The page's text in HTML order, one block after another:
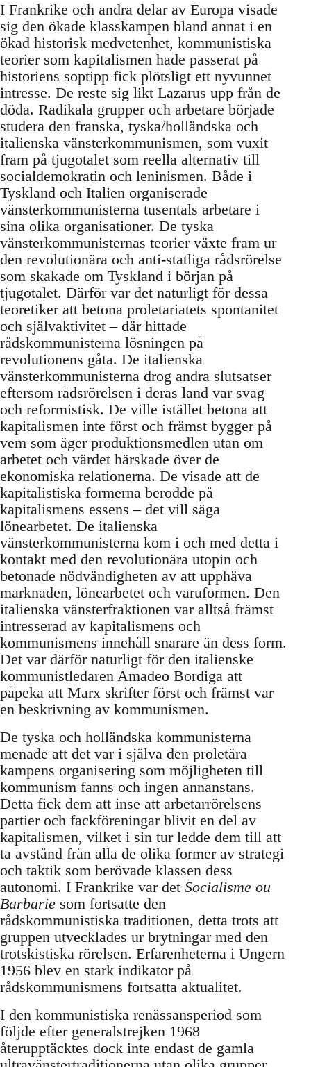
I Frankrike och andra delar av Europa visade
sig den ökade klasskampen bland annat i en
ökad historisk medvetenhet, kommunistiska
teorier som kapitalismen hade passerat på
historiens soptipp fick plötsligt ett nyvunnet
intresse. De reste sig likt Lazarus upp från de
döda. Radikala grupper och arbetare började
studera den franska, tyska/holländska och
italienska vänsterkommunismen, som vuxit
fram på tjugotalet som reella alternativ till
socialdemokratin och leninismen. Både i
Tyskland och Italien organiserade
vänsterkommunisterna tusentals arbetare i
sina olika organisationer. De tyska
vänsterkommunisternas teorier växte fram ur
den revolutionära och anti-statliga rådsrörelse
som skakade om Tyskland i början på
tjugotalet. Därför var det naturligt för dessa
teoretiker att betona proletariatets spontanitet
och självaktivitet – där hittade
rådskommunisterna lösningen på
revolutionens gåta. De italienska
vänsterkommunisterna drog andra slutsatser
eftersom rådsrörelsen i deras land var svag
och reformistisk. De ville istället betona att
kapitalismen inte först och främst bygger på
vem som äger produktionsmedlen utan om
arbetet och värdet härskade över de
ekonomiska relationerna. De visade att de
kapitalistiska formerna berodde på
kapitalismens essens – det vill säga
lönearbetet. De italienska
vänsterkommunisterna kom i och med detta i
kontakt med den revolutionära utopin och
betonade nödvändigheten av att upphäva
marknaden, lönearbetet och varuformen. Den
italienska vänsterfraktionen var alltså främst
intresserad av kapitalismens och
kommunismens innehåll snarare än dess form.
Det var därför naturligt för den italienske
kommunistledaren Amadeo Bordiga att
påpeka att Marx skrifter först och främst var
en beskrivning av kommunismen.
De tyska och holländska kommunisterna
menade att det var i själva den proletära
kampens organisering som möjligheten till
kommunism fanns och ingen annanstans.
Detta fick dem att inse att arbetarrörelsens
partier och fackföreningar blivit en del av
kapitalismen, vilket i sin tur ledde dem till att
ta avstånd från alla de olika former av strategi
och taktik som berövade klassen dess
autonomi. I Frankrike var det Socialisme ou
Barbarie som fortsatte den
rådskommunistiska traditionen, detta trots att
gruppen utvecklades ur brytningar med den
trotskistiska rörelsen. Erfarenheterna i Ungern
1956 blev en stark indikator på
rådskommunismens fortsatta aktualitet.
I den kommunistiska renässansperiod som
följde efter generalstrejken 1968
återupptäcktes dock inte endast de gamla